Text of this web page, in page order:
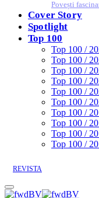
Povești
Cover Story
Spotlight
Top 100
Top 100 /
Top 100 /
Top 100 /
Top 100 /
Top 100 /
Top 100 /
Top 100 /
Top 100 /
Top 100 /
Top 100 /
REVISTA